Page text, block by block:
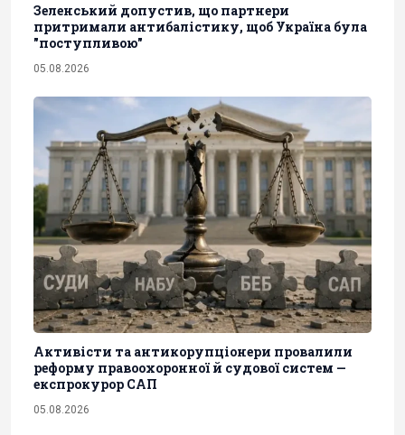
Зеленський допустив, що партнери
притримали антибалістику, щоб Україна була
"поступливою"
05.08.2026
Активісти та антикорупціонери провалили
реформу правоохоронної й судової систем —
експрокурор САП
05.08.2026